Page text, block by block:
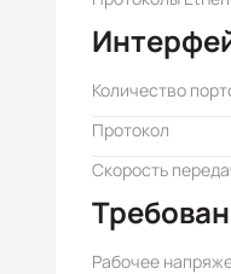
Количество
Протокол
Скорость
Рабочее